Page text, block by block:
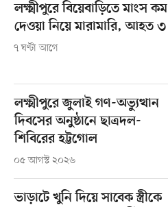
লক্ষ্মীপুরে বিয়েবাড়িতে মাংস কম
দেওয়া নিয়ে মারামারি, আহত ৩
৭ ঘণ্টা আগে
লক্ষ্মীপুরে জুলাই গণ-অভ্যুত্থান
দিবসের অনুষ্ঠানে ছাত্রদল-
শিবিরের হট্টগোল
০৫ আগস্ট ২০২৬
ভাড়াটে খুনি দিয়ে সাবেক স্ত্রীকে